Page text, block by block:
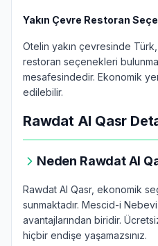
Yakın Çevre Restoran
Otelin yakın çevresinde
restoran seçenekleri
mesafesindedir. Ekonomik
edilebilir.
Rawdat Al Qasr
Neden Rawdat Al
Rawdat Al Qasr, ekonomik
sunmaktadır. Mescid-i
avantajlarından biridir.
hiçbir endişe yaşamazsınız.